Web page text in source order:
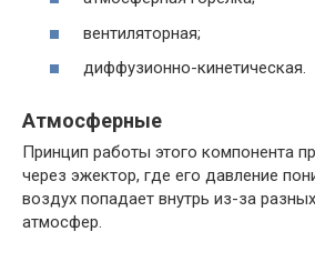
вентиляторная;
диффузионно-кинетическая.
Атмосферные
Принцип работы этого компонента
через эжектор, где его давление
воздух попадает внутрь из-за
атмосфер.